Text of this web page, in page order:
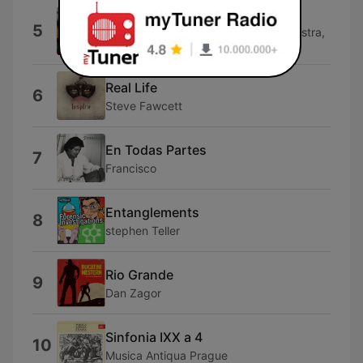
5
the Song of Ram Dass
City of Birmingham Symphony Orchestra,
Cecile Ousset & Sir Simon Rattle
6 Real Life
Steve Fawcett
7 En Todas Partes
Francisco
8 Entanglements
stephen Teller
9 Rio Grande
Dan Zagor
10 Sinfonia IXX a 4
Musica Antiqua Prague